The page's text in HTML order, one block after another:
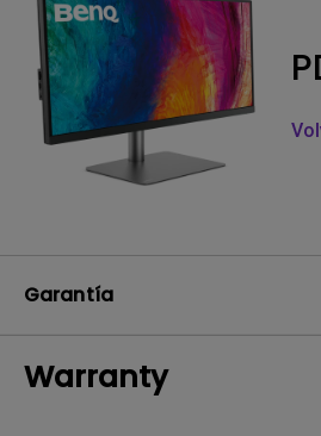
Garantía
Warranty